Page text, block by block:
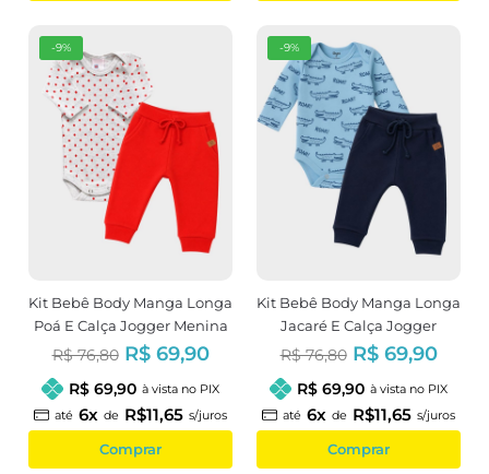
-9%
Kit Bebê Body Manga Longa
Poá E Calça Jogger Menina
R$ 76,80 R$ 69,90
R$ 69,90 à vista no PIX
até 6x de R$11,65 s/juros
Comprar
-9%
Kit Bebê Body Manga Longa
Jacaré E Calça Jogger
Menino
R$ 76,80 R$ 69,90
R$ 69,90 à vista no PIX
até 6x de R$11,65 s/juros
Comprar